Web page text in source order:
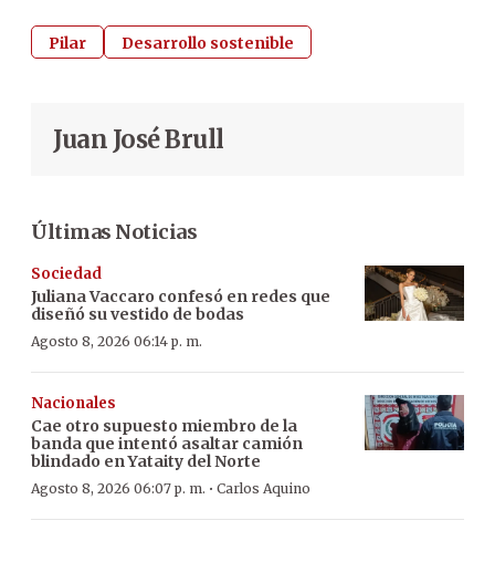
Pilar Desarrollo sostenible
Juan José Brull
Últimas Noticias
Sociedad
Juliana Vaccaro confesó en redes que
diseñó su vestido de bodas
Agosto 8, 2026 06:14 p. m.
Nacionales
Cae otro supuesto miembro de la
banda que intentó asaltar camión
blindado en Yataity del Norte
Agosto 8, 2026 06:07 p. m. · Carlos Aquino